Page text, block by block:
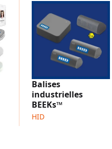
Balises
industrielles
BEEKs™
HID